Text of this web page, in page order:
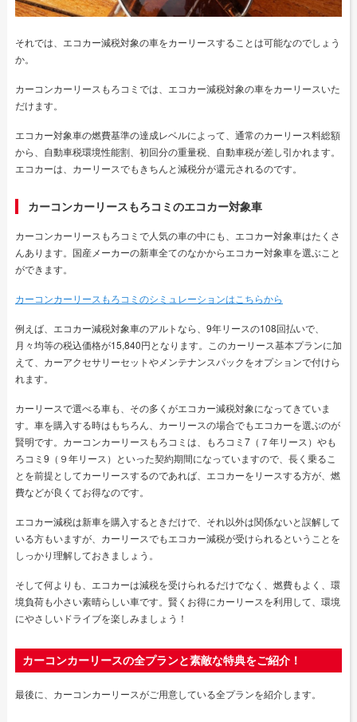
それでは、エコカー減税対象の車をカーリースすることは可能なのでしょう
か。
カーコンカーリースもろコミでは、エコカー減税対象の車をカーリースいた
だけます。
エコカー対象車の燃費基準の達成レベルによって、通常のカーリース料総額
から、自動車税環境性能割、初回分の重量税、自動車税が差し引かれます。
エコカーは、カーリースでもきちんと減税分が還元されるのです。
カーコンカーリースもろコミのエコカー対象車
カーコンカーリースもろコミで人気の車の中にも、エコカー対象車はたくさ
んあります。国産メーカーの新車全てのなかからエコカー対象車を選ぶこと
ができます。
カーコンカーリースもろコミのシミュレーションはこちらから
例えば、エコカー減税対象車のアルトなら、9年リースの108回払いで、
月々均等の税込価格が15,840円となります。このカーリース基本プランに加
えて、カーアクセサリーセットやメンテナンスパックをオプションで付けら
れます。
カーリースで選べる車も、その多くがエコカー減税対象になってきていま
す。車を購入する時はもちろん、カーリースの場合でもエコカーを選ぶのが
賢明です。カーコンカーリースもろコミは、もろコミ7（７年リース）やも
ろコミ9（９年リース）といった契約期間になっていますので、長く乗るこ
とを前提としてカーリースするのであれば、エコカーをリースする方が、燃
費などが良くてお得なのです。
エコカー減税は新車を購入するときだけで、それ以外は関係ないと誤解して
いる方もいますが、カーリースでもエコカー減税が受けられるということを
しっかり理解しておきましょう。
そして何よりも、エコカーは減税を受けられるだけでなく、燃費もよく、環
境負荷も小さい素晴らしい車です。賢くお得にカーリースを利用して、環境
にやさしいドライブを楽しみましょう！
カーコンカーリースの全プランと素敵な特典をご紹介！
最後に、カーコンカーリースがご用意している全プランを紹介します。